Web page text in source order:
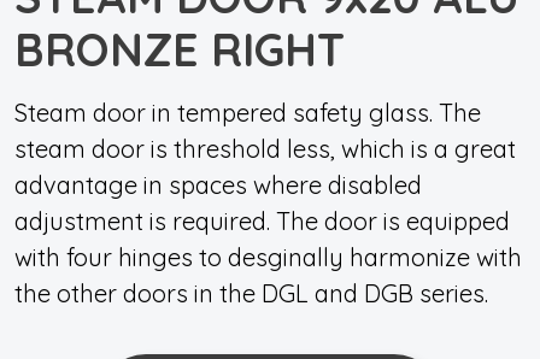
BRONZE RIGHT
Steam door in tempered safety glass. The
steam door is threshold less, which is a great
advantage in spaces where disabled
adjustment is required. The door is equipped
with four hinges to desginally harmonize with
the other doors in the DGL and DGB series.